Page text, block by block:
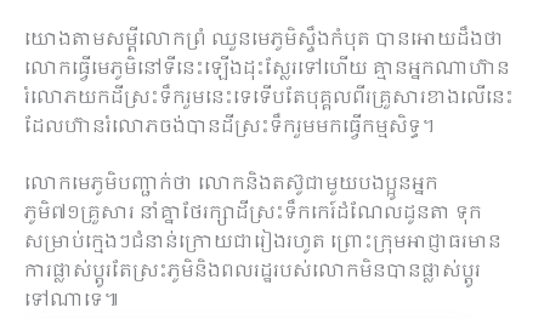
យោងតាមសម្ដីលោកព្រំ ឈួនមេភូមិស្ទឹងកំបុត បានអោយដឹងថា
លោកធ្វើមេភូមិនៅទីនេះឡើងដុះស្លែរទៅហើយ គ្មានអ្នកណាហ៊ាន
រំលោភយកដីស្រះទឹករួមនេះទេទើបតែបុគ្គលពីរគ្រួសារខាងលើនេះ
ដែលហ៊ានរំលោភចង់បានដីស្រះទឹករួមមកធ្វើកម្មសិទ្ធ។
លោកមេភូមិបញ្ជាក់ថា លោកនិងតស៊ូជាមួយបងប្អូនអ្នក
ភូមិ៧១គ្រួសារ នាំគ្នាថែរក្សាដីស្រះទឹកកេរ៍ដំណែលដូនតា ទុក
សម្រាប់ក្មេងៗជំនាន់ក្រោយជារៀងរហូត ព្រោះក្រុមអាជ្ញាធរមាន
ការផ្លាស់ប្តូរតែស្រះភូមិនិងពលរដ្ឋរបស់លោកមិនបានផ្លាស់ប្តូរ
ទៅណាទេ៕